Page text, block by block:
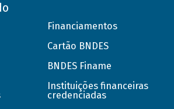
Financiamentos
Cartão BNDES
BNDES Finame
Instituições financeiras
credenciadas